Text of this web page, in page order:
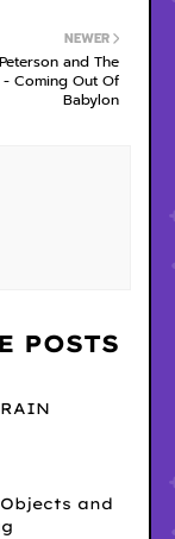
NEWER
and The
Coming Out Of
Babylon
POSTS
and